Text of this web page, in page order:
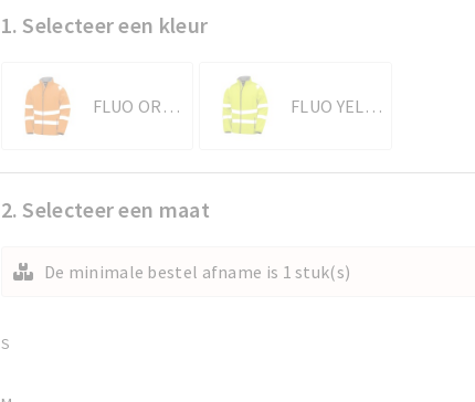
1. Selecteer een kleur
FLUO ORANGE FLUO YELLOW
2. Selecteer een maat
De minimale bestel afname is 1 stuk(s)
S